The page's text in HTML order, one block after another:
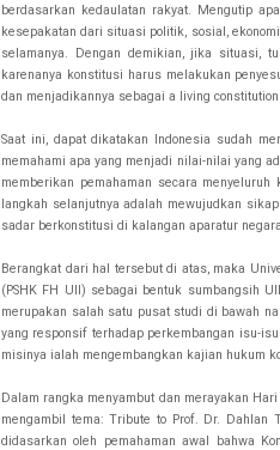
berdasarkan kedaulatan rakyat. Mengutip
kesepakatan dari situasi politik, sosial,
selamanya. Dengan demikian, jika situasi,
karenanya konstitusi harus melakukan
dan menjadikannya sebagai a living
Saat ini, dapat dikatakan Indonesia sudah
memahami apa yang menjadi nilai-nilai yang
memberikan pemahaman secara
langkah selanjutnya adalah mewujudkan
sadar berkonstitusi di kalangan aparatur
Berangkat dari hal tersebut di atas, maka
(PSHK FH UII) sebagai bentuk sumbangsih
merupakan salah satu pusat studi di bawah
yang responsif terhadap perkembangan isu-
misinya ialah mengembangkan kajian hukum
Dalam rangka menyambut dan merayakan
mengambil tema: Tribute to Prof. Dr.
didasarkan oleh pemahaman awal bahwa